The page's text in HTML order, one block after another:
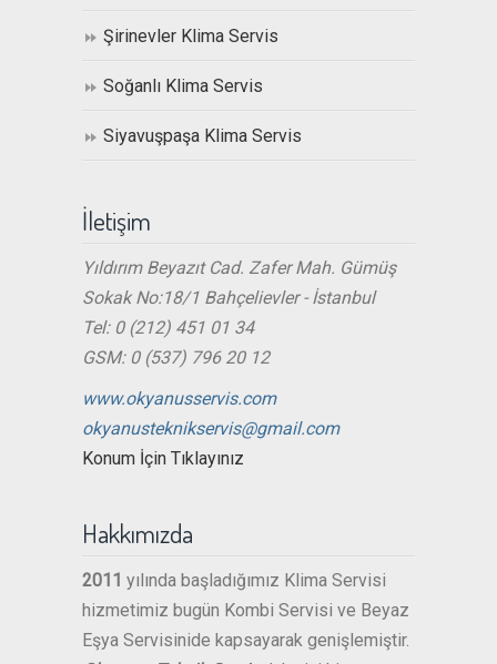
Şirinevler Klima Servis
Soğanlı Klima Servis
Siyavuşpaşa Klima Servis
İletişim
Yıldırım Beyazıt Cad. Zafer Mah. Gümüş
Sokak No:18/1 Bahçelievler - İstanbul
Tel: 0 (212) 451 01 34
GSM: 0 (537) 796 20 12
www.okyanusservis.com
okyanusteknikservis@gmail.com
Konum İçin Tıklayınız
Hakkımızda
2011 yılında başladığımız Klima Servisi
hizmetimiz bugün Kombi Servisi ve Beyaz
Eşya Servisinide kapsayarak genişlemiştir.